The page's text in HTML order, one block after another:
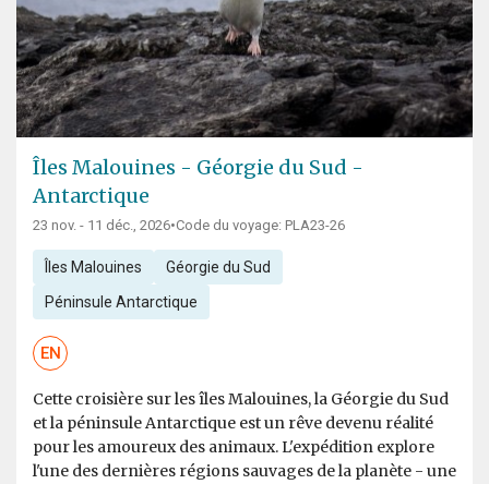
Îles Malouines - Géorgie du Sud -
Antarctique
23 nov. - 11 déc., 2026•Code du voyage: PLA23-26
Îles Malouines Géorgie du Sud
Péninsule Antarctique
EN
Cette croisière sur les îles Malouines, la Géorgie du Sud
et la péninsule Antarctique est un rêve devenu réalité
pour les amoureux des animaux. L'expédition explore
l'une des dernières régions sauvages de la planète - une